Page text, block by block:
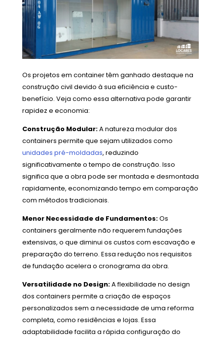
Os projetos em container têm ganhado destaque na
construção civil devido à sua eficiência e custo-
benefício. Veja como essa alternativa pode garantir
rapidez e economia:
Construção Modular:A natureza modular dos
containers permite que sejam utilizados como
unidades pré-moldadas, reduzindo
significativamente o tempo de construção. Isso
significa que a obra pode ser montada e desmontada
rapidamente, economizando tempo em comparação
com métodos tradicionais.
Menor Necessidade de Fundamentos:Os
containers geralmente não requerem fundações
extensivas, o que diminui os custos com escavação e
preparação do terreno. Essa redução nos requisitos
de fundação acelera o cronograma da obra.
Versatilidade no Design:A flexibilidade no design
dos containers permite a criação de espaços
personalizados sem a necessidade de uma reforma
completa, como residências e lojas. Essa
adaptabilidade facilita a rápida configuração do